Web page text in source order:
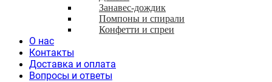
Занавес-дождик
Помпоны и спирали
Конфетти и спреи
О нас
Контакты
Доставка и оплата
Вопросы и ответы